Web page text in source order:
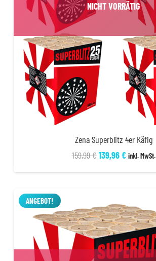
NICHT VORRÄTIG
Zena Superblitz 4er Käfig
159,99€ Ursprünglicher
139,96€Aktueller
inkl. MwSt.
ANGEBOT!